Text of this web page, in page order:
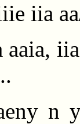
iia
aaia,
n